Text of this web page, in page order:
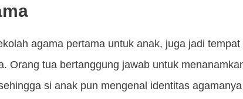
agama pertama untuk anak, juga jadi
Orang tua bertanggung jawab untuk
si anak pun mengenal identitas